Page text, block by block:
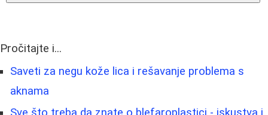
Pročitajte i...
Saveti za negu kože lica i rešavanje problema s
aknama